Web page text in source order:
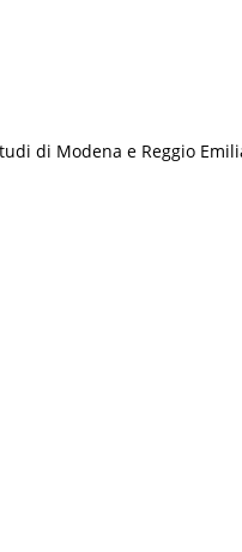
di Modena e Reggio